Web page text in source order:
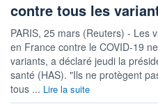
ÉLIGIBILITÉ
BOURSOVIE LUX
CTO BUSINESS
+
contre tous les
PARIS, 25 mars (Reuters) - Les
en France contre le COVID-19
variants, a déclaré jeudi la
santé (HAS). "Ils ne protègent
tous ... Lire la suite